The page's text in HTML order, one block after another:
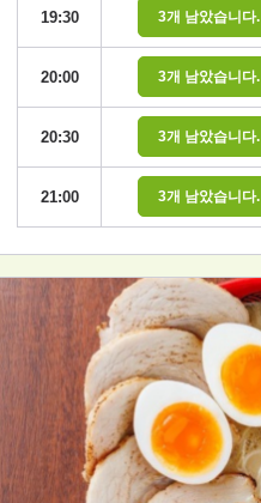
19:30 3개 남았습니다.
20:00 3개 남았습니다.
20:30 3개 남았습니다.
21:00 3개 남았습니다.